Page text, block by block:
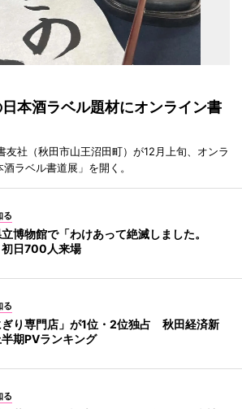
本酒ラベル題材にオンライン書
友社（秋田市山王沼田町）が12月上旬、オンラ
ラベル書道展」を開く。
る
博物館で「わけあって絶滅しました。
日700人来場
る
ぎり専門店」が1位・2位独占 秋田経済新
期PVランキング
る